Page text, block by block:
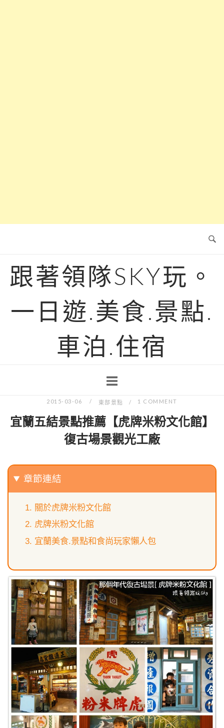
跟著領隊SKY玩。
一日遊.美食.景點.
車泊.住宿
2015-03-06 東部景點 1 COMMENT
宜蘭五結景點推薦【虎牌米粉文化館】
復古場景觀光工廠
章節連結
關於虎牌米粉文化館
虎牌米粉文化館
宜蘭美食.景點和食尚玩家懶人包